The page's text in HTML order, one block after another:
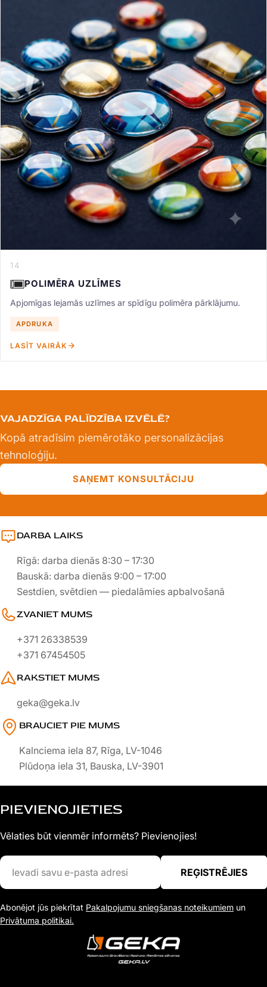
14
POLIMĒRA UZLĪMES
Apjomīgas lejamās uzlīmes ar spīdīgu polimēra pārklājumu.
APDRUKA
LASĪT VAIRĀK
VAJADZĪGA PALĪDZĪBA IZVĒLĒ?
Kopā atradīsim piemērotāko personalizācijas
tehnoloģiju.
SAŅEMT KONSULTĀCIJU
DARBA LAIKS
Rīgā: darba dienās 8:30 – 17:30
Bauskā: darba dienās 9:00 – 17:00
Sestdien, svētdien — piedalāmies apbalvošanā
ZVANIET MUMS
+371 26338539
+371 67454505
RAKSTIET MUMS
geka@geka.lv
BRAUCIET PIE MUMS
Kalnciema iela 87, Rīga, LV-1046
Plūdoņa iela 31, Bauska, LV-3901
PIEVIENOJIETIES
Vēlaties būt vienmēr informēts? Pievienojies!
Ievadi
savu
pasta
adresi
REĢISTRĒJIES
Abonējot jūs piekrītat Pakalpojumu sniegšanas noteikumiem un
Privātuma politikai.